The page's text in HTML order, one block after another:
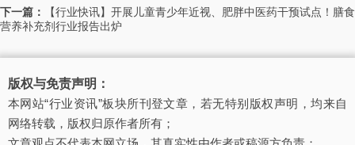
下一篇：
【行业快讯】开展儿童青少年近视、肥胖中医药干预试点！膳食
营养补充剂行业报告出炉
版权与免责声明：
本网站“行业资讯”板块所刊登文章，若无特别版权声明，均来自
网络转载，版权归原作者所有；